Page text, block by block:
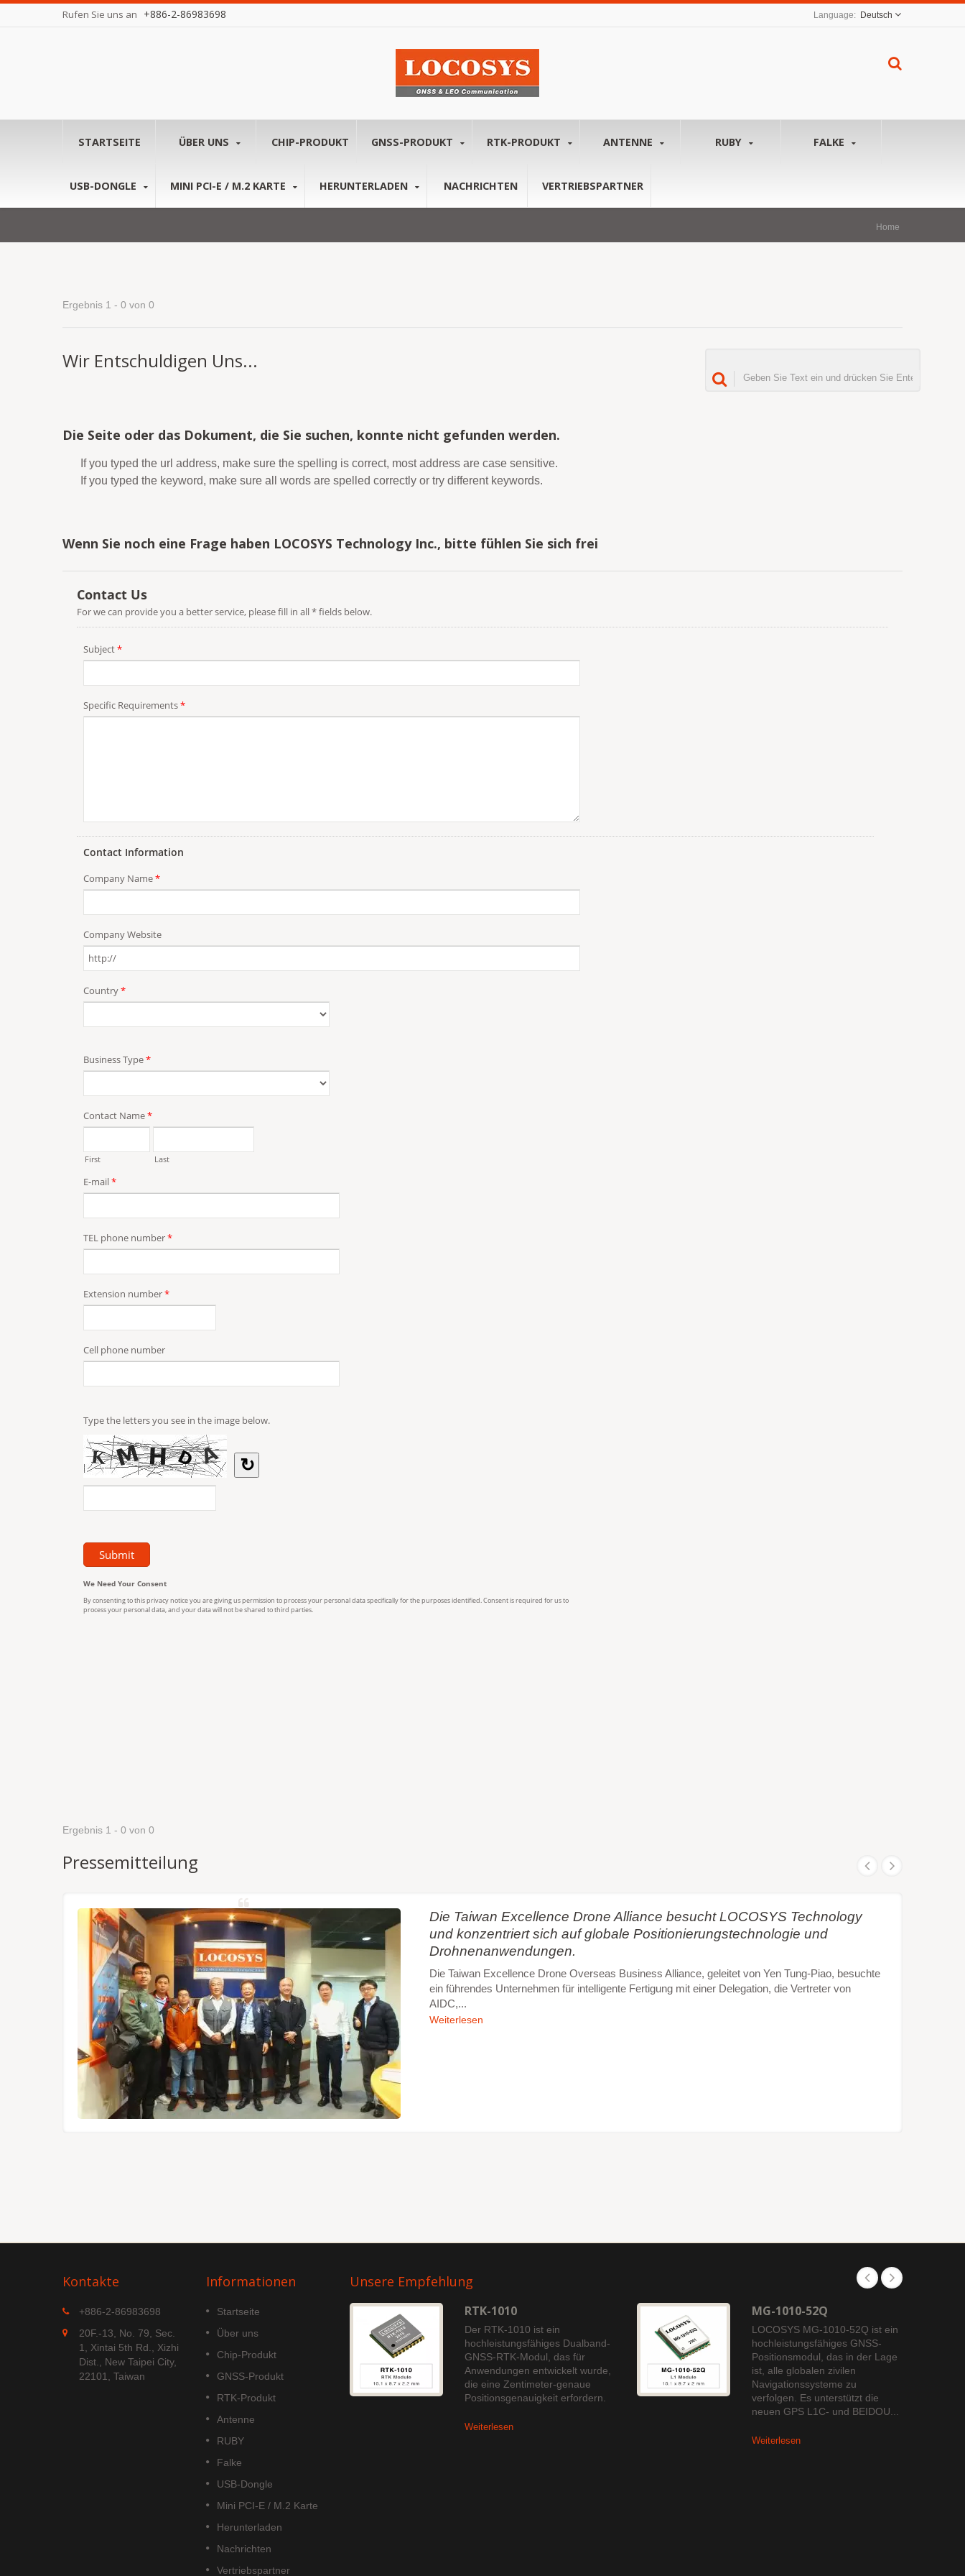
Rufen Sie uns an +886-2-86983698 Deutsch
STARTSEITE ÜBER UNS CHIP-PRODUKT GNSS-PRODUKT RTK-PRODUKT ANTENNE RUBY FALKE
USB-DONGLE MINI PCI-E / M.2 KARTE HERUNTERLADEN NACHRICHTEN VERTRIEBSPARTNER
Home
Ergebnis 1 - 0 von 0
Wir Entschuldigen Uns...
Die Seite oder das Dokument, die Sie suchen, konnte nicht gefunden werden.
If you typed the url address, make sure the spelling is correct, most address are case sensitive.
If you typed the keyword, make sure all words are spelled correctly or try different keywords.
Wenn Sie noch eine Frage haben LOCOSYS Technology Inc., bitte fühlen Sie sich frei
Ergebnis 1 - 0 von 0
Pressemitteilung
Die Taiwan Excellence Drone Alliance besucht LOCOSYS Technology
und konzentriert sich auf globale Positionierungstechnologie und
Drohnenanwendungen.
Die Taiwan Excellence Drone Overseas Business Alliance, geleitet von Yen Tung-Piao, besuchte
ein führendes Unternehmen für intelligente Fertigung mit einer Delegation, die Vertreter von
AIDC,...
Weiterlesen
Kontakte
+886-2-86983698
20F.-13, No. 79, Sec.
1, Xintai 5th Rd., Xizhi
Dist., New Taipei City,
22101, Taiwan
Informationen
Startseite
Über uns
Chip-Produkt
GNSS-Produkt
RTK-Produkt
Antenne
RUBY
Falke
USB-Dongle
Mini PCI-E / M.2 Karte
Herunterladen
Nachrichten
Vertriebspartner
Unsere Empfehlung
MGS-1513-52Q
MGS-1513-52Q ist ein
komplettes, eigenständiges
Multi-Frequenz-GNSS-Smart-
Antennenmodul, das eine
GNSS-Empfängerschaltungen
AG3352Q-Plattform...
RTK-1010
Der RTK-1010 ist ein
hochleistungsfähiges Dualband-
GNSS-RTK-Modul, das für
Anwendungen entwickelt wurde,
die eine Zentimeter-genaue
Positionsgenauigkeit erfordern.
Weiterlesen
MG-1010-52Q
LOCOSYS MG-1010-52Q ist ein
hochleistungsfähiges GNSS-
Positionsmodul, das in der Lage
ist, alle globalen zivilen
Navigationssysteme zu
verfolgen. Es unterstützt die
neuen GPS L1C- und BEIDOU...
Weiterlesen